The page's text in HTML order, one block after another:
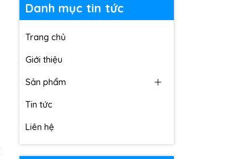
Danh mục tin tức
Trang chủ
Giới thiệu
Sản phẩm
Tin tức
Liên hệ